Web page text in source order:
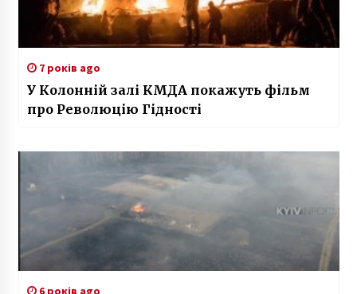
7 років ago
У Колонній залі КМДА покажуть фільм
про Революцію Гідності
6 років ago